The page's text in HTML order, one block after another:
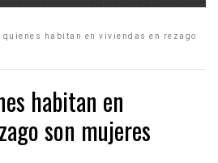
quienes habitan en viviendas en rezago
habitan en
son mujeres